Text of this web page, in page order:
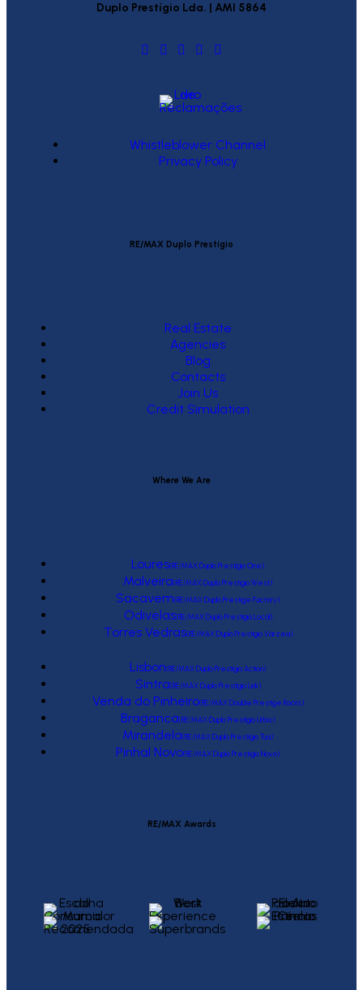
Duplo Prestígio Lda. | AMI 5864
Whistleblower Channel
Privacy Policy
RE/MAX Duplo Prestígio
Real Estate
Agencies
Blog
Contacts
Join Us
Credit Simulation
Where We Are
Loures(RE/MAX Duplo Prestígio One)
Malveira(RE/MAX Duplo Prestígio West)
Sacavem(RE/MAX Duplo Prestige Factory)
Odivelas(RE/MAX Duplo Prestígio Local)
Torres Vedras(RE/MAX Duplo Prestígio Várzea)
Lisbon(RE/MAX Duplo Prestígio Action)
Sintra(RE/MAX Duplo Prestígio Link)
Venda do Pinheiro(RE/MAX Double Prestige Roots)
Braganca(RE/MAX Duplo Prestígio Urbis)
Mirandela(RE/MAX Duplo Prestígio Tua)
Pinhal Novo(RE/MAX Duplo Prestígio Novo)
RE/MAX Awards